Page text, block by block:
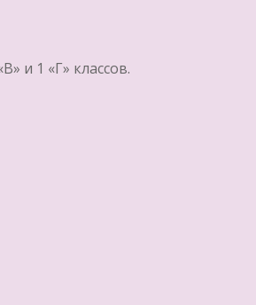
и 1 «Г» классов.